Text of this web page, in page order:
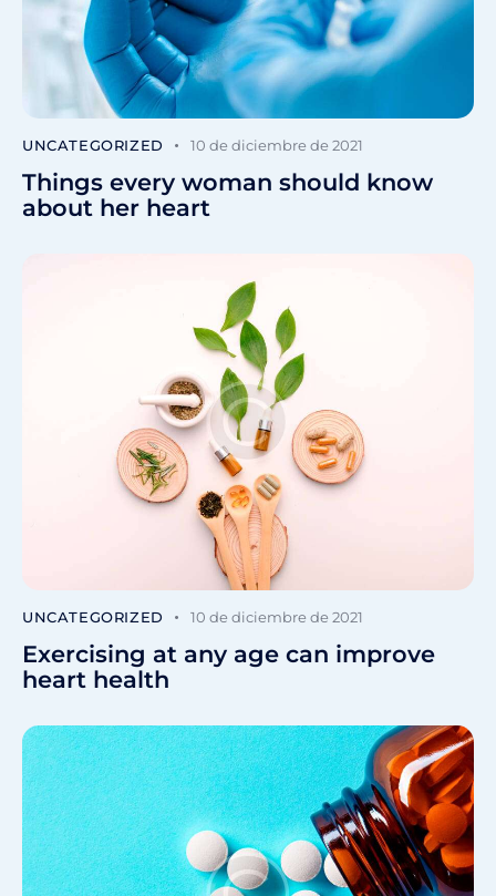
UNCATEGORIZED 10 de diciembre de 2021
Things every woman should know
about her heart
UNCATEGORIZED 10 de diciembre de 2021
Exercising at any age can improve
heart health